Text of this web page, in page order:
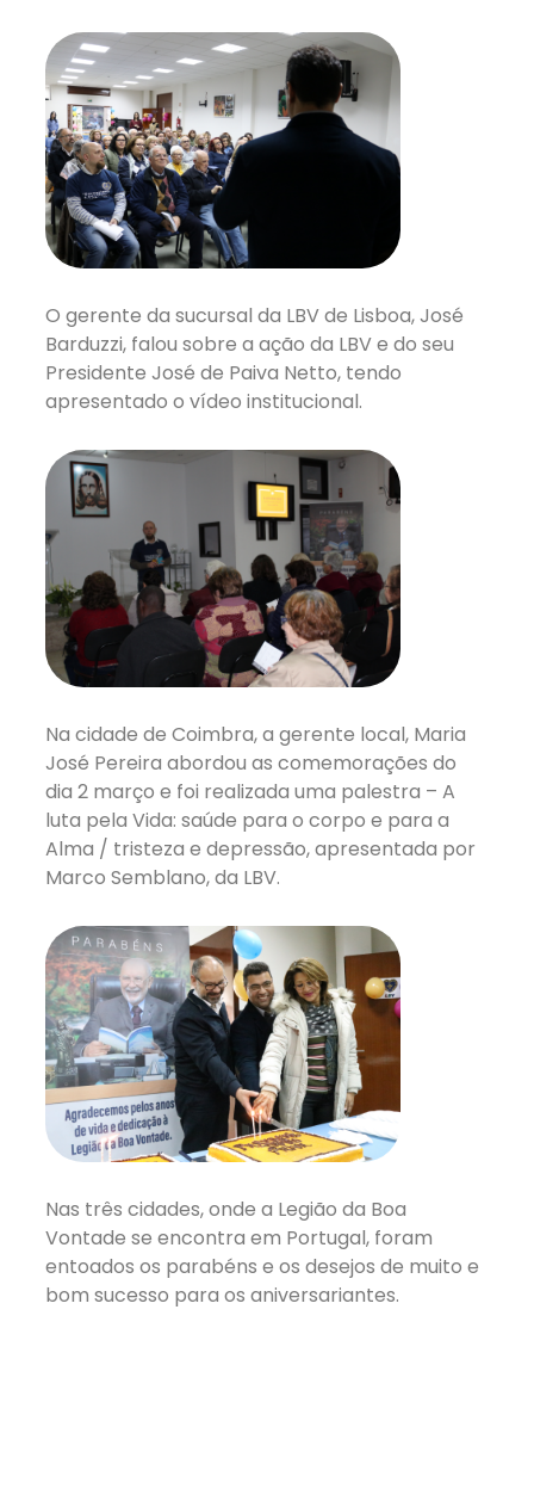
O gerente da sucursal da LBV de Lisboa, José
Barduzzi, falou sobre a ação da LBV e do seu
Presidente José de Paiva Netto, tendo
apresentado o vídeo institucional.
Na cidade de Coimbra, a gerente local, Maria
José Pereira abordou as comemorações do
dia 2 março e foi realizada uma palestra – A
luta pela Vida: saúde para o corpo e para a
Alma / tristeza e depressão, apresentada por
Marco Semblano, da LBV.
Nas três cidades, onde a Legião da Boa
Vontade se encontra em Portugal, foram
entoados os parabéns e os desejos de muito e
bom sucesso para os aniversariantes.